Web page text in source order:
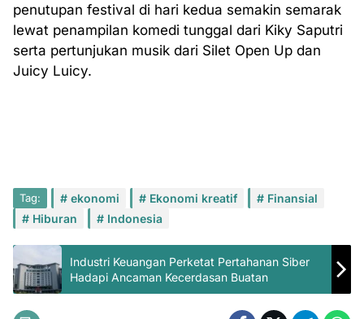
penutupan festival di hari kedua semakin semarak
lewat penampilan komedi tunggal dari Kiky Saputri
serta pertunjukan musik dari Silet Open Up dan
Juicy Luicy.
Tag: ekonomi Ekonomi kreatif
Finansial
Hiburan
Indonesia
Industri Keuangan Perketat Pertahanan Siber
Hadapi Ancaman Kecerdasan Buatan